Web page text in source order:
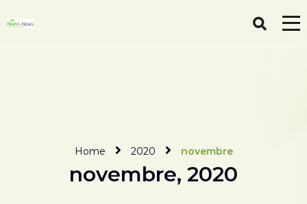
Home 2020 novembre
novembre, 2020